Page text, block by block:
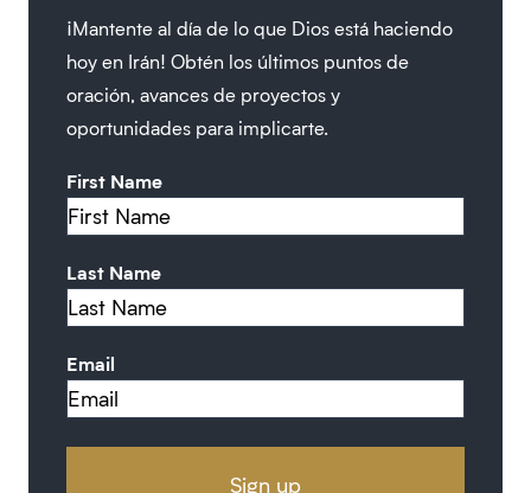
¡Mantente al día de lo que Dios está haciendo
hoy en Irán! Obtén los últimos puntos de
oración, avances de proyectos y
oportunidades para implicarte.
First Name
Last Name
Email